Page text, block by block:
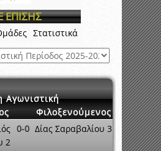
ΕΠΙΣΗΣ
Στατιστικά
Αγωνιστική
Φιλοξενούμενος
2
0-0 Δίας Σαραβαλίου 3